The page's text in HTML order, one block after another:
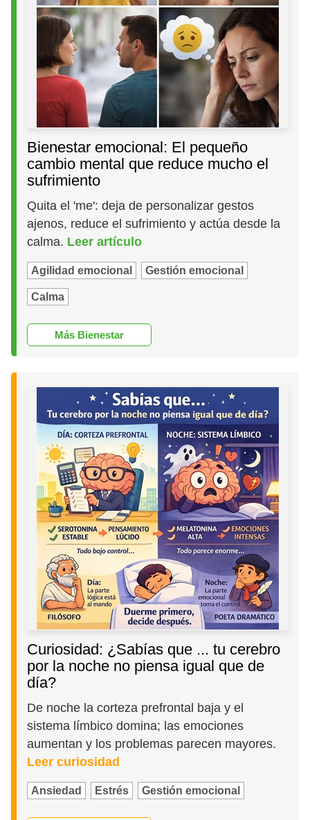
Bienestar emocional: El pequeño
cambio mental que reduce mucho el
sufrimiento
Quita el 'me': deja de personalizar gestos
ajenos, reduce el sufrimiento y actúa desde la
calma. Leer artículo
Agilidad emocional Gestión emocional
Calma
Más Bienestar
Curiosidad: ¿Sabías que ... tu cerebro
por la noche no piensa igual que de
día?
De noche la corteza prefrontal baja y el
sistema límbico domina; las emociones
aumentan y los problemas parecen mayores.
Leer curiosidad
Ansiedad Estrés Gestión emocional